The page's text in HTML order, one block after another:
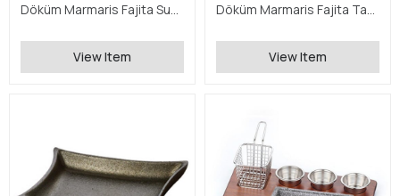
Döküm Marmaris Fajita Sunum Seti
View Item
Döküm Marmaris Fajita Tava
View Item